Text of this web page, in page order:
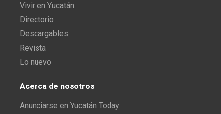
Vivir en Yucatán
Directorio
Descargables
Revista
Lo nuevo
Acerca de nosotros
Anunciarse en Yucatán Today